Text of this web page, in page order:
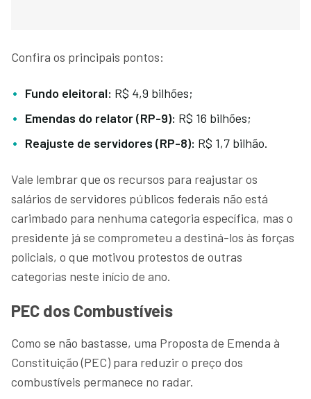
Confira os principais pontos:
Fundo eleitoral: R$ 4,9 bilhões;
Emendas do relator (RP-9): R$ 16 bilhões;
Reajuste de servidores (RP-8): R$ 1,7 bilhão.
Vale lembrar que os recursos para reajustar os
salários de servidores públicos federais não está
carimbado para nenhuma categoria específica, mas o
presidente já se comprometeu a destiná-los às forças
policiais, o que motivou protestos de outras
categorias neste início de ano.
PEC dos Combustíveis
Como se não bastasse, uma Proposta de Emenda à
Constituição (PEC) para reduzir o preço dos
combustíveis permanece no radar.